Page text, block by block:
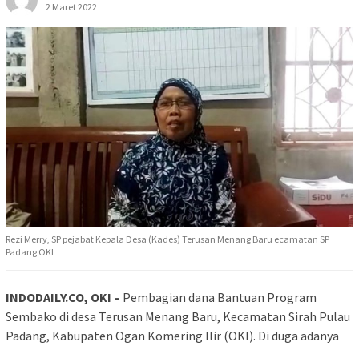
2 Maret 2022
Rezi Merry, SP pejabat Kepala Desa (Kades) Terusan Menang Baru ecamatan SP
Padang OKI
INDODAILY.CO, OKI – Pembagian dana Bantuan Program
Sembako di desa Terusan Menang Baru, Kecamatan Sirah Pulau
Padang, Kabupaten Ogan Komering Ilir (OKI). Di duga adanya